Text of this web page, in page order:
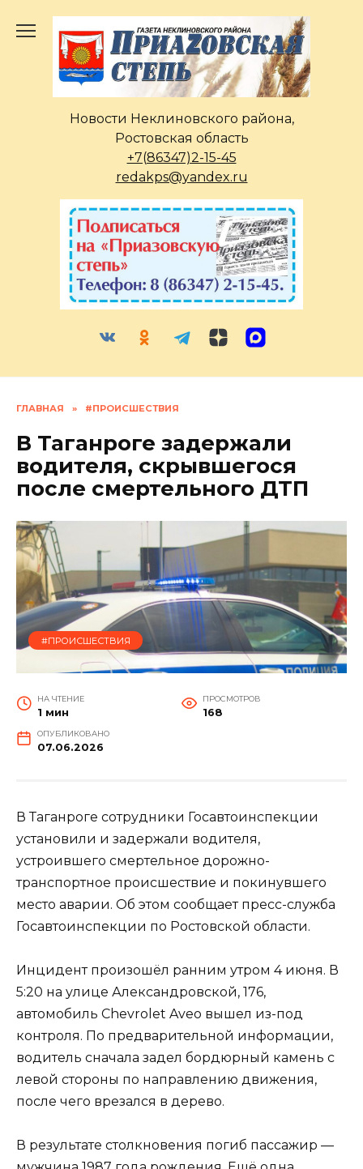
содержанию
Новости Неклиновского района,
Ростовская область
+7(86347)2-15-45
redakps@yandex.ru
ГЛАВНАЯ » #ПРОИСШЕСТВИЯ
В Таганроге задержали
водителя, скрывшегося
после смертельного ДТП
#ПРОИСШЕСТВИЯ
НА ЧТЕНИЕ
1 мин
ПРОСМОТРОВ
168
ОПУБЛИКОВАНО
07.06.2026
В Таганроге сотрудники Госавтоинспекции
установили и задержали водителя,
устроившего смертельное дорожно-
транспортное происшествие и покинувшего
место аварии. Об этом сообщает пресс-служба
Госавтоинспекции по Ростовской области.
Инцидент произошёл ранним утром 4 июня. В
5:20 на улице Александровской, 176,
автомобиль Chevrolet Aveo вышел из-под
контроля. По предварительной информации,
водитель сначала задел бордюрный камень с
левой стороны по направлению движения,
после чего врезался в дерево.
В результате столкновения погиб пассажир —